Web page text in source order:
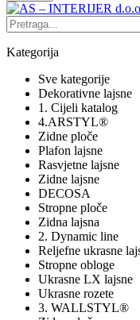
Kategorija
Sve kategorije
Dekorativne lajsne
1. Cijeli katalog
4.ARSTYL®
Zidne ploče
Plafon lajsne
Rasvjetne lajsne
Zidne lajsne
DECOSA
Stropne ploče
Zidna lajsna
2. Dynamic line
Reljefne ukrasne
Stropne obloge
Ukrasne LX lajsne
Ukrasne rozete
3. WALLSTYL®